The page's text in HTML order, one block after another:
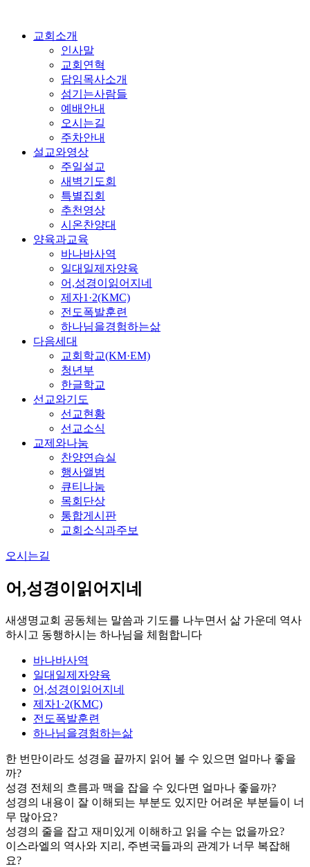
교회소개
인사말
교회연혁
담임목사소개
섬기는사람들
예배안내
오시는길
주차안내
설교와영상
주일설교
새벽기도회
특별집회
추천영상
시온찬양대
양육과교육
바나바사역
일대일제자양육
어,성경이읽어지네
제자1·2(KMC)
전도폭발훈련
하나님을경험하는삶
다음세대
교회학교(KM·EM)
청년부
한글학교
선교와기도
선교현황
선교소식
교제와나눔
찬양연습실
행사앨범
큐티나눔
목회단상
통합게시판
교회소식과주보
오시는길
어,성경이읽어지네
새생명교회 공동체는 말씀과 기도를 나누면서 삶 가운데 역사
하시고 동행하시는 하나님을 체험합니다
바나바사역
일대일제자양육
어,성경이읽어지네
제자1·2(KMC)
전도폭발훈련
하나님을경험하는삶
한 번만이라도 성경을 끝까지 읽어 볼 수 있으면 얼마나 좋을
까?
성경 전체의 흐름과 맥을 잡을 수 있다면 얼마나 좋을까?
성경의 내용이 잘 이해되는 부분도 있지만 어려운 부분들이 너
무 많아요?
성경의 줄을 잡고 재미있게 이해하고 읽을 수는 없을까요?
이스라엘의 역사와 지리, 주변국들과의 관계가 너무 복잡해
요?